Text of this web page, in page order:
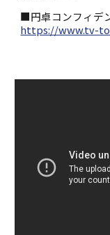
■円卓コンフィデ
https://www.tv-